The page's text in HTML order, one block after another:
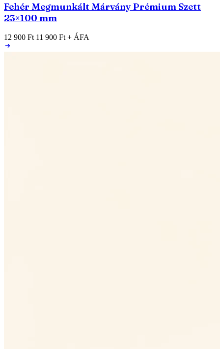
Fehér Megmunkált Márvány Prémium Szett
23×100 mm
12 900 Ft 11 900 Ft + ÁFA